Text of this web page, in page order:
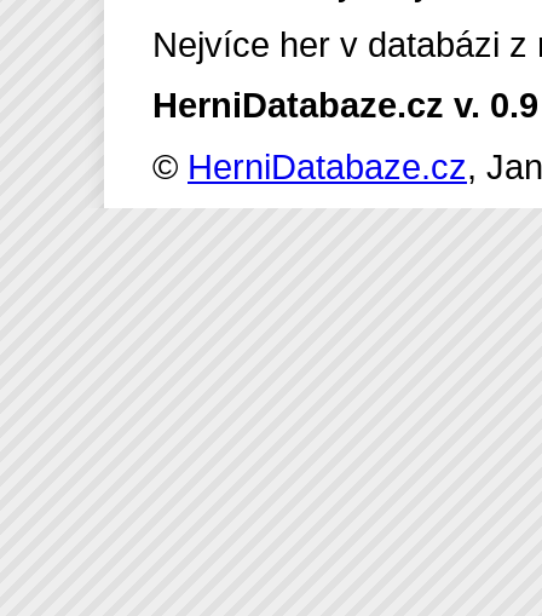
Nejvíce her v databázi
HerniDatabaze.cz v. 0.9
© HerniDatabaze.cz,